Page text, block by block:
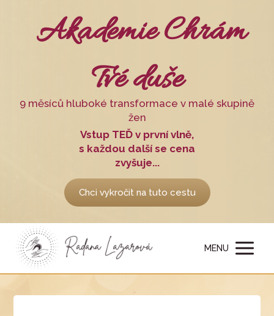
Akademie Chrám
Tvé duše
9 měsíců hluboké transformace v malé skupině
žen
Vstup TEĎ v první vlně,
s každou další se cena
zvyšuje...
Chci vykročit na tuto cestu
MENU